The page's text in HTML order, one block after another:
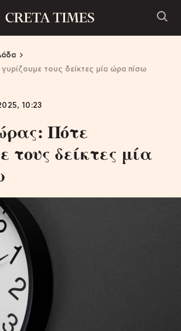
τους δείκτες μία ώρα πίσω
10:23
Πότε
τους δείκτες μία